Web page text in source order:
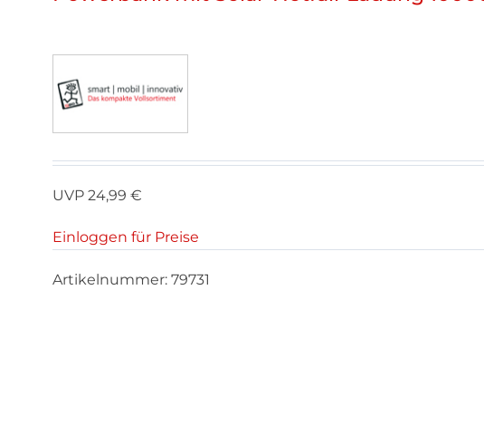
UVP 24,99 €
Einloggen für Preise
Artikelnummer: 79731